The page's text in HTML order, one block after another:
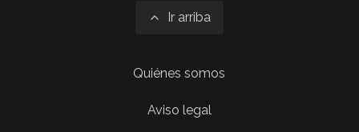
Ir arriba
Quiénes somos
Aviso legal